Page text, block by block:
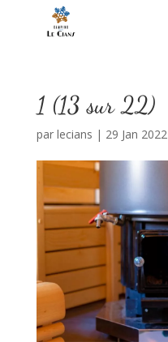
1 (13 sur 22)
par lecians | 29 Jan 2022